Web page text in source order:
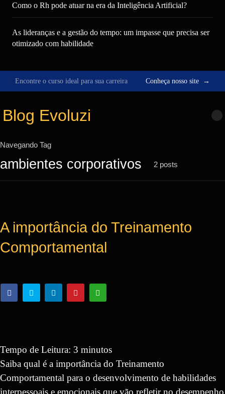
Como o Rh pode atuar na era da Inteligência Artificial?
As lideranças e a gestão do tempo: um impasse que precisa ser
otimizado com habilidade
Encontre o curso ideal para sua carreira Conheça nosso site →
Blog Evoluzi
Navegando Tag
ambientes corporativos 2 posts
A importância do Treinamento
Comportamental
Tempo de Leitura: 3 minutos
Saiba qual é a importância do Treinamento
Comportamental para o desenvolvimento de habilidades
interpessoais e emocionais que vão refletir no desempenho